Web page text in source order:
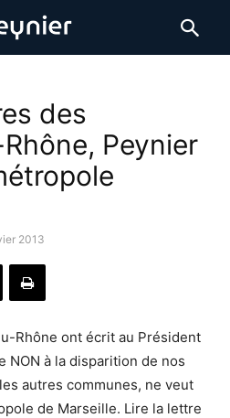
des
Peynier
2013
Rhône ont écrit au Président
NON à la disparition de nos
autres communes, ne veut
de Marseille. Lire la lettre